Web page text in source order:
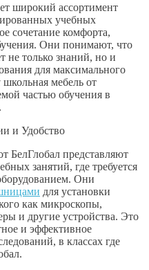
широкий ассортимент
учебных
сочетание комфорта,
Они понимают, что
не только знаний, но и
для максимального
мебель от
частью обучения в
и Удобство
БелГлобал представляют
занятий, где требуется
Они
для установки
как микроскопы,
и другие устройства. Это
и эффективное
в классах где